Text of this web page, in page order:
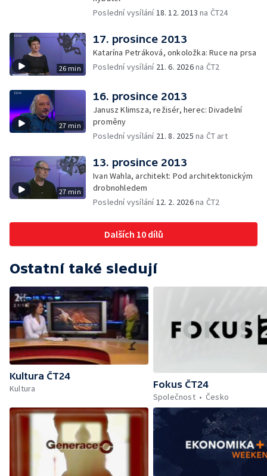
Poslední vysílání18. 12. 2013 na ČT24
26 min
17. prosince 2013
Katarína Petráková, onkoložka: Ruce na prsa
Poslední vysílání 21. 6. 2026na ČT2
27 min
16. prosince 2013
Janusz Klimsza, režisér, herec: Divadelní
proměny
Poslední vysílání 21. 8. 2025 na ČT art
27 min
13. prosince 2013
Ivan Wahla, architekt: Pod architektonickým
drobnohledem
Poslední vysílání12. 2. 2026na ČT2
Dalších 10 dílů
Ostatní také sledují
Kultura ČT24
Kultura
Fokus ČT24
Společnost
Česko